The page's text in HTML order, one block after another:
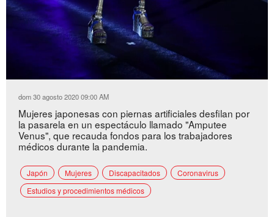
45.48%
dom 30 agosto 2020 09:00 AM
Mujeres japonesas con piernas artificiales desfilan por
la pasarela en un espectáculo llamado "Amputee
Venus", que recauda fondos para los trabajadores
médicos durante la pandemia.
Japón Mujeres Discapacitados
Coronavirus
Estudios y procedimientos médicos